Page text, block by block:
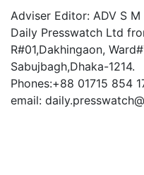
Adviser Editor: ADV S
Daily Presswatch Ltd
R#01,Dakhingaon,
Sabujbagh,Dhaka-1214.
Phones:+88 01715 854
email: